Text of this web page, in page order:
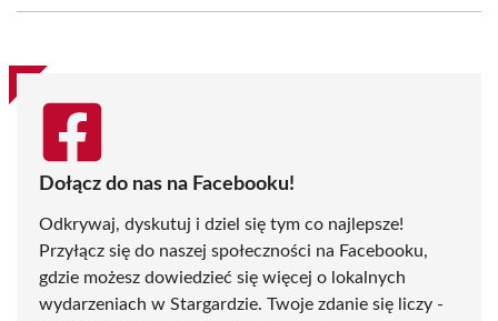
(Twitter)
Dołącz do nas na Facebooku!
Odkrywaj, dyskutuj i dziel się tym co najlepsze!
Przyłącz się do naszej społeczności na Facebooku,
gdzie możesz dowiedzieć się więcej o lokalnych
wydarzeniach w Stargardzie. Twoje zdanie się liczy -